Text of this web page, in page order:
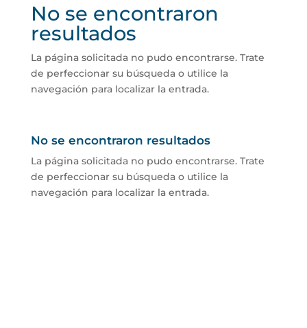
No se encontraron
resultados
La página solicitada no pudo encontrarse. Trate
de perfeccionar su búsqueda o utilice la
navegación para localizar la entrada.
No se encontraron resultados
La página solicitada no pudo encontrarse. Trate
de perfeccionar su búsqueda o utilice la
navegación para localizar la entrada.